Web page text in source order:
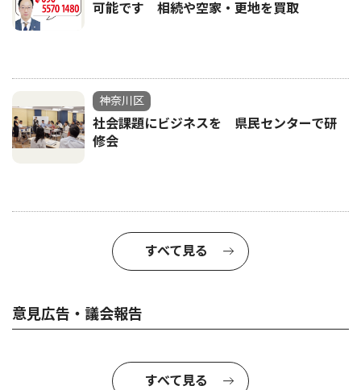
可能です 相続や空家・更地を買取
神奈川区
社会課題にビジネスを 県民センターで研
修会
すべて見る
意見広告・議会報告
すべて見る